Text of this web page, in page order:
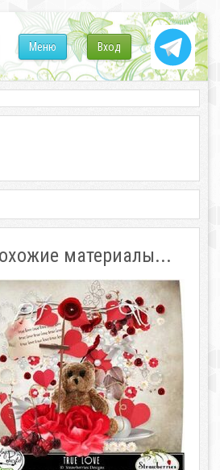
Вход
Меню
материалы...